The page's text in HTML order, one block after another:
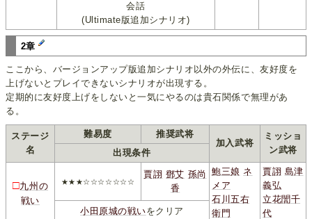
会話
(Ultimate版追加シナリオ)
2章
ここから、バージョンアップ版追加シナリオ以外の外伝に、友好度を
上げないとプレイできないシナリオが出現する。
定期的に友好度上げをしないと一気にやるのは貴石関係で無理があ
る。
ステージ
名
難易度
推奨武将
加入武将
ミッショ
ン武将
出現条件
□九州の
戦い
★★★☆☆☆☆☆☆☆
賈詡 鄧艾 孫尚
香
鮑三娘 ネ
メア
石川五右
衛門
賈詡 島津
義弘
立花誾千
代
小田原城の戦いをクリア